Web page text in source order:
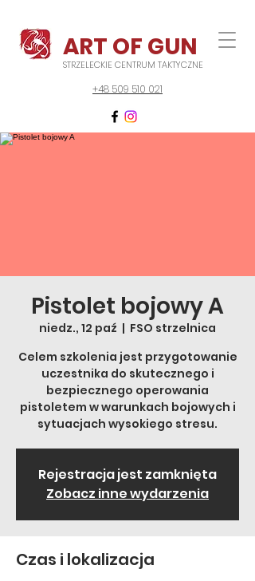
STRZELECKIE CENTRUM TAKTYCZNE
+48 509 510 021
ART OF GUN
Pistolet bojowy A
niedz., 12 paź
  |
FSO strzelnica
Celem szkolenia jest przygotowanie
uczestnika do skutecznego i
bezpiecznego operowania
pistoletem w warunkach bojowych i
sytuacjach wysokiego stresu.
Rejestracja jest zamknięta
Zobacz inne wydarzenia
Czas i lokalizacja